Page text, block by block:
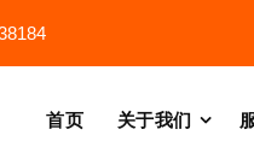
首页 关于我们